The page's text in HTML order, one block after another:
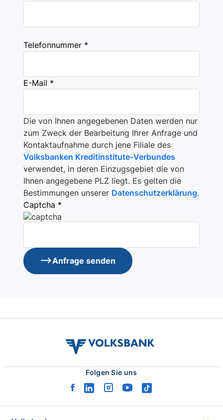
Telefonnummer *
E-Mail *
Die von Ihnen angegebenen Daten werden nur
zum Zweck der Bearbeitung Ihrer Anfrage und
Kontaktaufnahme durch jene Filiale des
Volksbanken Kreditinstitute-Verbundes
verwendet, in deren Einzugsgebiet die von
Ihnen angegebene PLZ liegt. Es gelten die
Bestimmungen unserer Datenschutzerklärung.
Captcha *
Anfrage senden
volksbank
Folgen Sie uns
facebook
linkedininstagram
youtubetiktok